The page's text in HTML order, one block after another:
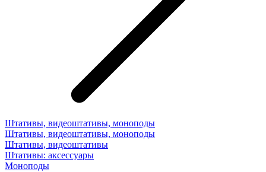
Штативы, видеоштативы, моноподы
Штативы, видеоштативы, моноподы
Штативы, видеоштативы
Штативы: аксессуары
Моноподы